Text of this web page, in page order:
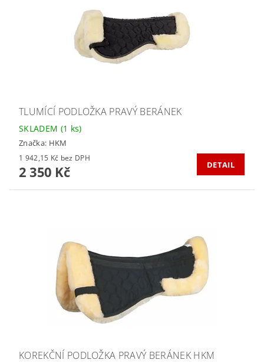
TLUMÍCÍ PODLOŽKA PRAVÝ BERÁNEK
SKLADEM (1 ks)
Značka: HKM
1 942,15 Kč bez DPH
2 350 Kč DETAIL
KOREKČNÍ PODLOŽKA PRAVÝ BERÁNEK HKM